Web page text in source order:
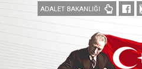
ADALET BAKANLIĞI